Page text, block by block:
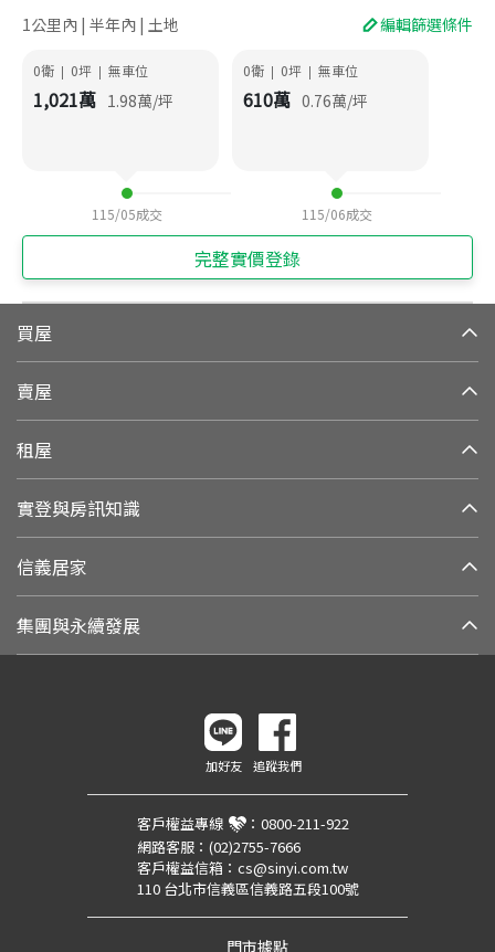
1公里內 | 半年內 | 土地 編輯篩選條件
0衛 | 0坪 | 無車位
1,021萬 1.98萬/坪
115/05成交
0衛 | 0坪 | 無車位
610萬 0.76萬/坪
115/06成交
完整實價登錄
買屋
賣屋
租屋
實登與房訊知識
信義居家
集團與永續發展
加好友 追蹤我們
客戶權益專線 ： 0800-211-922
網路客服： (02)2755-7666
客戶權益信箱： cs@sinyi.com.tw
110 台北市信義區信義路五段100號
門市據點